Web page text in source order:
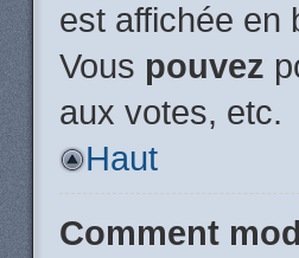
est affichée en
Vous pouvez
aux votes, etc.
Haut
Comment